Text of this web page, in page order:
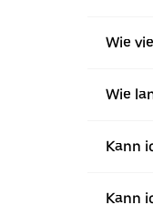
Wie
Wie
Kann
Kann